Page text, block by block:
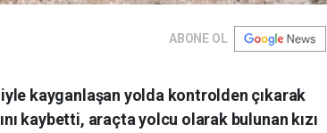
ABONE OL
kayganlaşan yolda kontrolden çıkarak
kaybetti, araçta yolcu olarak bulunan kızı